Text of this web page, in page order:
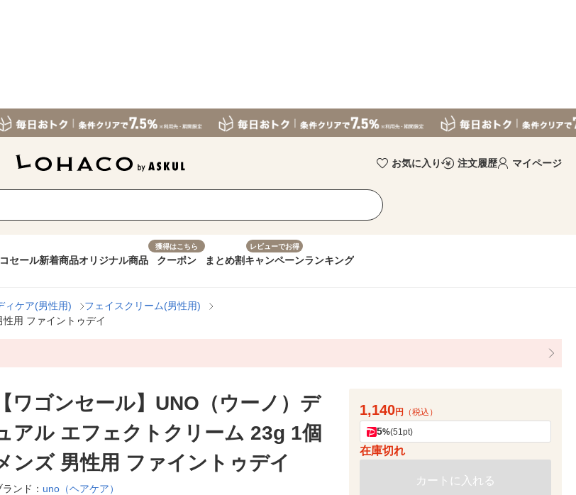
お気に入り 注文履歴 マイページ
セール新着商品オリジナル商品
獲得はこちら
クーポン まとめ割
レビューでお得
キャンペーンランキング
ィケア(男性用)
フェイスクリーム(男性用)
用 ファイントゥデイ
【ワゴンセール】UNO（ウーノ）デ
アル エフェクトクリーム 23g 1個
ンズ 男性用 ファイントゥデイ
ランド： uno（ヘアケア）
1,140円 （税込）
5%(51pt)
在庫切れ
カートに入れる